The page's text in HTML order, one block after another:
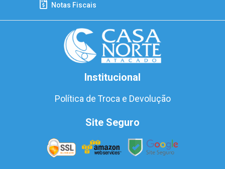
Notas Fiscais
Institucional
Política de Troca e Devolução
Site Seguro